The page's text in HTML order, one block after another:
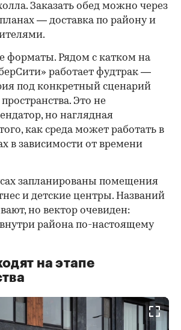
Заказать обед можно через
— доставка по району и
форматы. Рядом с катком на
работает фудтрак —
под конкретный сценарий
Это не
но наглядная
как среда может работать в
в зависимости от времени
запланированы помещения
и детские центры. Названий
но вектор очевиден:
района по-настоящему
на этапе